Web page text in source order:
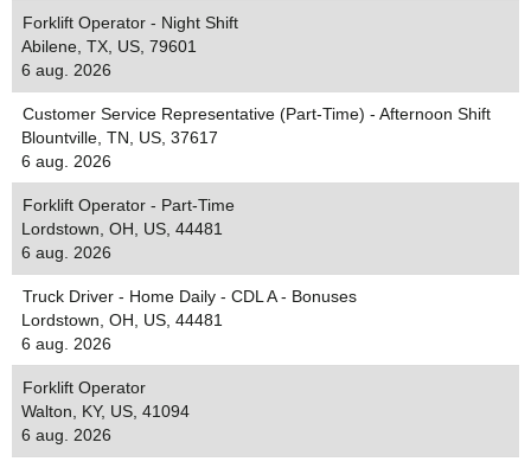
Forklift Operator - Night Shift
Abilene, TX, US, 79601
6 aug. 2026
Customer Service Representative (Part-Time) - Afternoon Shift
Blountville, TN, US, 37617
6 aug. 2026
Forklift Operator - Part-Time
Lordstown, OH, US, 44481
6 aug. 2026
Truck Driver - Home Daily - CDL A - Bonuses
Lordstown, OH, US, 44481
6 aug. 2026
Forklift Operator
Walton, KY, US, 41094
6 aug. 2026